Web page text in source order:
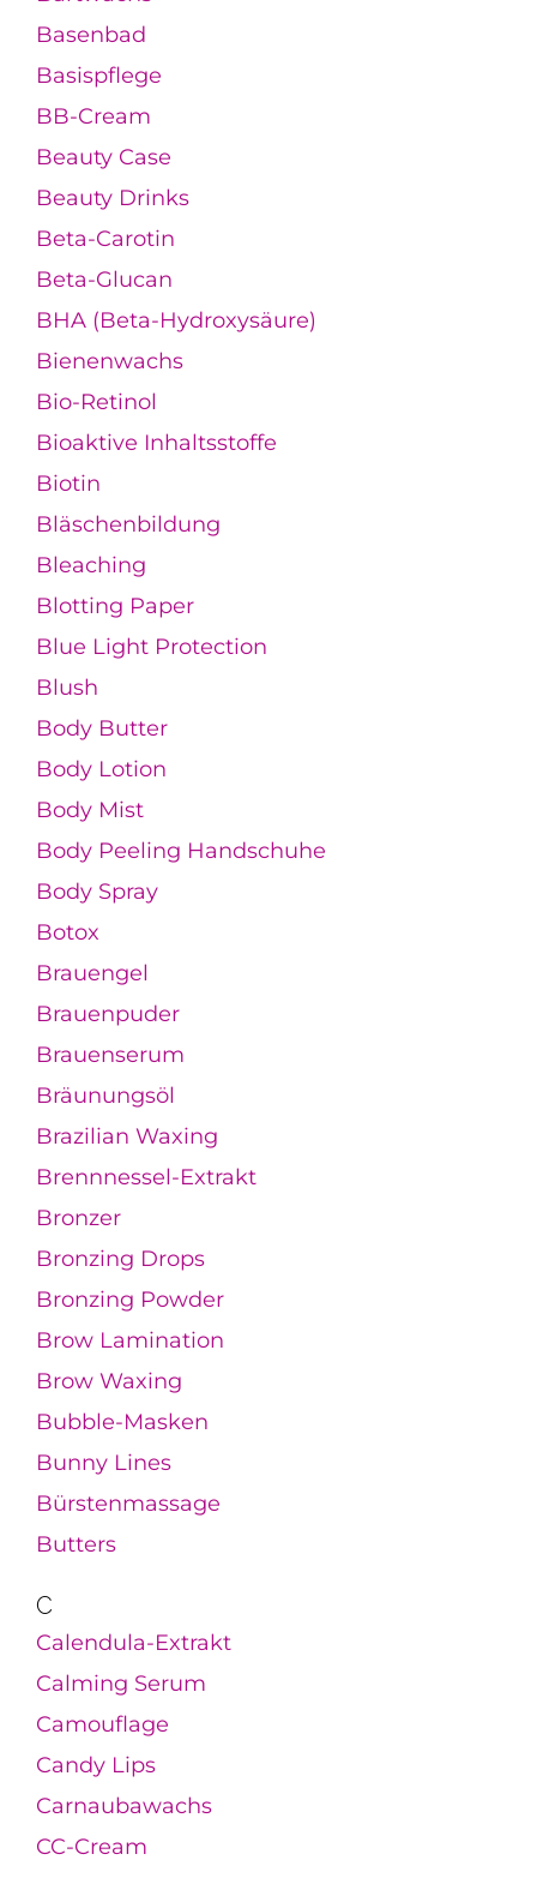
Basenbad
Basispflege
BB-Cream
Beauty Case
Beauty Drinks
Beta-Carotin
Beta-Glucan
BHA (Beta-Hydroxysäure)
Bienenwachs
Bio-Retinol
Bioaktive Inhaltsstoffe
Biotin
Bläschenbildung
Bleaching
Blotting Paper
Blue Light Protection
Blush
Body Butter
Body Lotion
Body Mist
Body Peeling Handschuhe
Body Spray
Botox
Brauengel
Brauenpuder
Brauenserum
Bräunungsöl
Brazilian Waxing
Brennnessel-Extrakt
Bronzer
Bronzing Drops
Bronzing Powder
Brow Lamination
Brow Waxing
Bubble-Masken
Bunny Lines
Bürstenmassage
Butters
C
Calendula-Extrakt
Calming Serum
Camouflage
Candy Lips
Carnaubawachs
CC-Cream